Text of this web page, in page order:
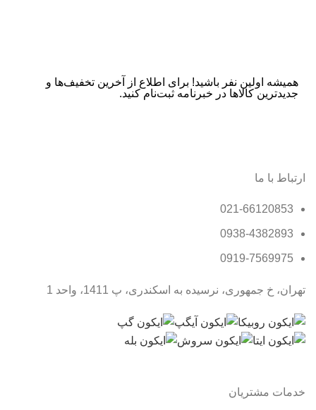
همیشه اولین نفر باشید! برای اطلاع از آخرین تخفیف‌ها و
جدیدترین کالاها در خبرنامه ثبت‌نام کنید.
ارتباط با ما
021-66120853
0938-4382893
0919-7569975
تهران، خ جمهوری، نرسیده به اسکندری، پ 1411، واحد 1
خدمات مشتریان